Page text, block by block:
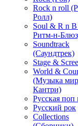
Rock n roll
Ролл)
Soul & R n
Ритм-н-
Soundtrack
(Саундтрек)
Stage &
World &
(Музыка
Кантри)
Русская поп
Русский рок
Сollections